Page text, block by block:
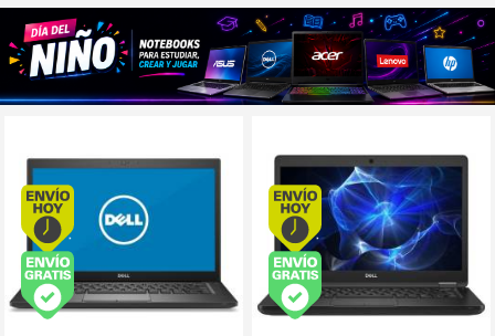
Envío hoy. Comprando antes de 13Hs.
Envío gratis (Ver Envíos y Pagos)
Envío hoy.
Envío gratis (Ver